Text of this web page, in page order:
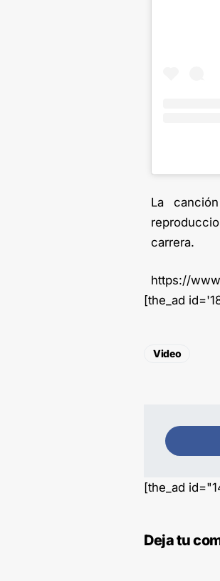
La
carrera.
https://
[the_ad
Video
[the_ad
Deja tu